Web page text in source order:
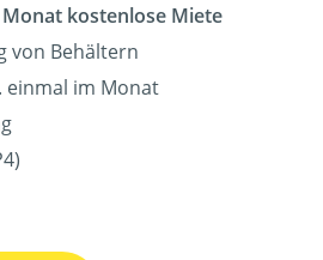
kostenlose Miete
von Behältern
einmal im Monat